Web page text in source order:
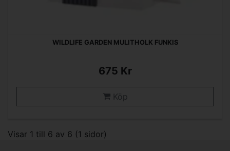
WILDLIFE GARDEN MULITHOLK FUNKIS
675 Kr
Köp
Visar 1 till 6 av 6 (1 sidor)